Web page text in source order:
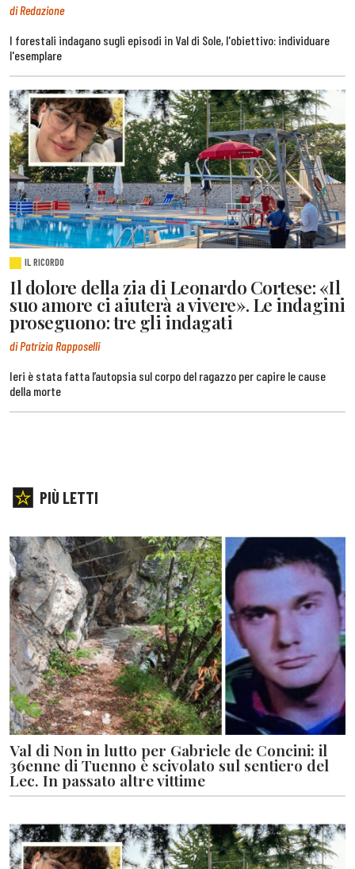
di Redazione
I forestali indagano sugli episodi in Val di Sole, l'obiettivo: individuare
l'esemplare
IL RICORDO
Il dolore della zia di Leonardo Cortese: «Il
suo amore ci aiuterà a vivere». Le indagini
proseguono: tre gli indagati
di Patrizia Rapposelli
Ieri è stata fatta l’autopsia sul corpo del ragazzo per capire le cause
della morte
PIÙ LETTI
Val di Non in lutto per Gabriele de Concini: il
36enne di Tuenno è scivolato sul sentiero del
Lec. In passato altre vittime